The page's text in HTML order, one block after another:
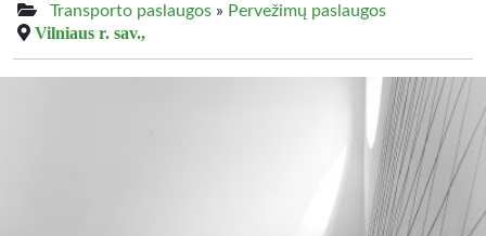
Transporto paslaugos » Pervežimų paslaugos
Vilniaus r. sav.,